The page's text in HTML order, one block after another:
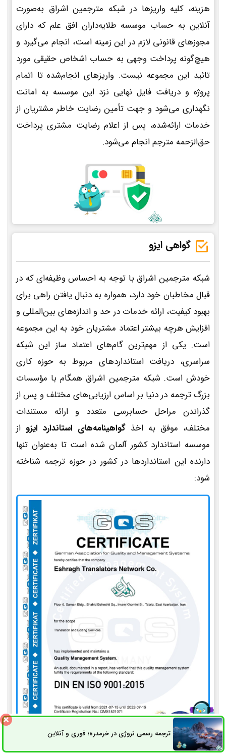
هزینه، کلیه واریزها در شبکه مترجمین اشراق به‌صورت
آنلاین به حساب موسسه طلایه‌داران افق علم که دارای
مجوزهای قانونی لازم در این زمینه است، انجام می‌گیرد و
هیچ‌گونه پرداخت وجهی به حساب اشخاص حقیقی مورد
تائید این مجموعه نیست. واریزهای انجام‌شده تا اتمام
پروژه و دریافت فایل نهایی نزد این موسسه به امانت
نگهداری می‌شود و جهت تأمین رضایت خاطر مشتریان از
خدمات ارائه‌شده، پس از اعلام رضایت مشتری پرداخت
حق‌الزحمه مترجم انجام می‌شود.
گواهی ایزو
شبکه مترجمین اشراق با توجه به احساس وظیفه‌ای که در
قبال مخاطبان خود دارد، همواره به دنبال یافتن راهی برای
بهبود کیفیت، ارائه خدمات در حد و اندازه‌های بین‌المللی و
افزایش هرچه بیشتر اعتماد مشتریان خود به این مجموعه
است. یکی از مهم‌ترین گام‌های اعتماد ساز این شبکه
سراسری، دریافت استانداردهای مربوط به حوزه کاری
خودش است. شبکه مترجمین اشراق همگام با مؤسسات
بزرگ ترجمه در دنیا بر اساس ارزیابی‌های مختلف و پس از
گذراندن مراحل حسابرسی متعدد و ارائه مستندات
مختلف، موفق به اخذ گواهینامه‌های استاندارد ایزو از
موسسه استاندارد کشور آلمان شده است تا به‌عنوان تنها
دارنده این استانداردها در کشور در حوزه ترجمه شناخته
شود:
ترجمه رسمی نروژی در خرمدره؛ فوری و آنلاینثبت سفارش راه های ارتباطی